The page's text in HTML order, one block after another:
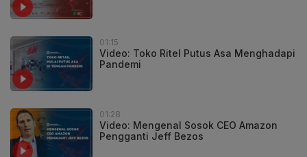
01:15
Video: Toko Ritel Putus Asa Menghadapi
Pandemi
01:28
Video: Mengenal Sosok CEO Amazon
Pengganti Jeff Bezos